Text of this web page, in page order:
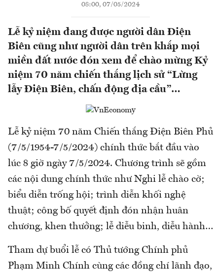
08:00, 07/05/2024
Lễ kỷ niệm đang được người dân Điện
Biên cũng như người dân trên khắp mọi
miền đất nước đón xem để chào mừng Kỷ
niệm 70 năm chiến thắng lịch sử “Lừng
lẫy Điện Biên, chấn động địa cầu”…
Lễ kỷ niệm 70 năm Chiến thắng Điện Biên Phủ
(7/5/1954-7/5/2024) chính thức bắt đầu vào
lúc 8 giờ ngày 7/5/2024. Chương trình sẽ gồm
các nội dung chính thức như Nghi lễ chào cờ;
biểu diễn trống hội; trình diễn khối nghệ
thuật; công bố quyết định đón nhận huân
chương, khen thưởng; lễ diễu binh, diễu hành…
Tham dự buổi lễ có Thủ tướng Chính phủ
Phạm Minh Chính cùng các đồng chí lãnh đạo,